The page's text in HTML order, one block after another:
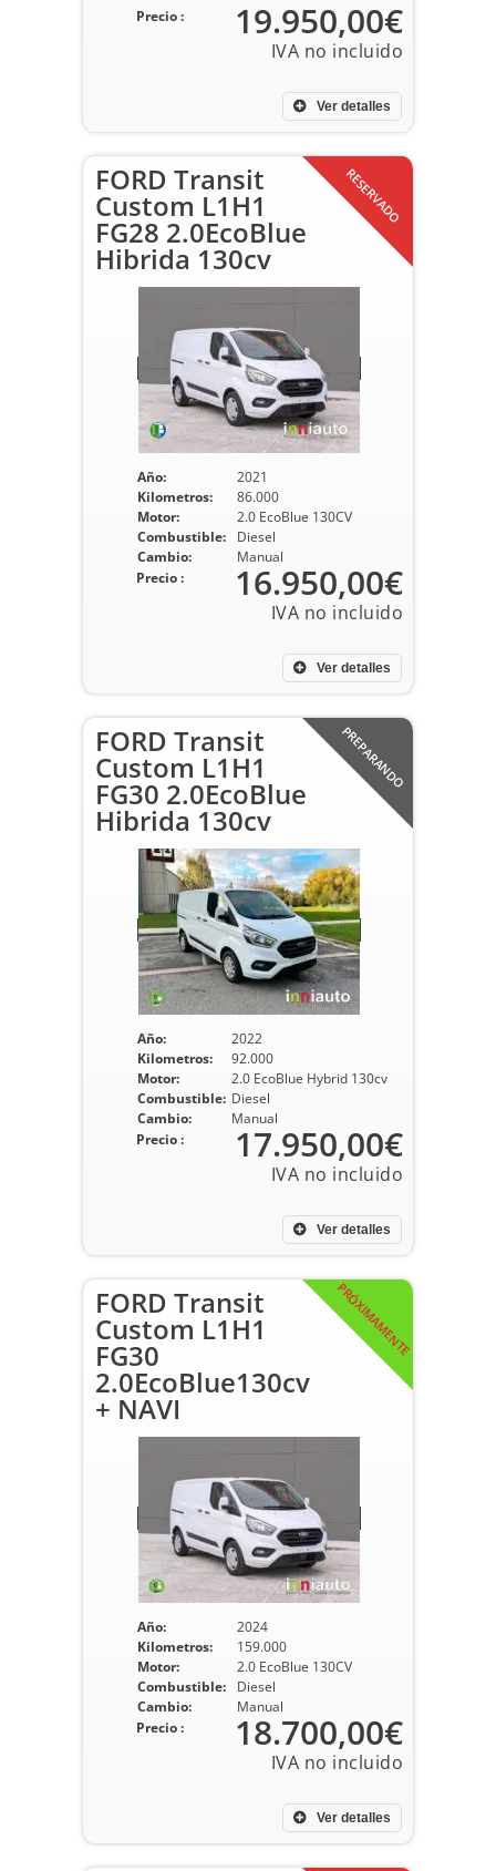
Ver detalles
Precio : 19.950,00€
RESERVADO
FORD Transit
Custom L1H1
FG28 2.0EcoBlue
Hibrida 130cv
Año:
2021
Kilometros:
86.000
Motor:
2.0 EcoBlue 130CV
Combustible:
Diesel
Cambio:
Manual
Ver detalles
Precio : 16.950,00€
PREPARANDO
FORD Transit
Custom L1H1
FG30 2.0EcoBlue
Hibrida 130cv
Año:
2022
Kilometros:
92.000
Motor:
2.0 EcoBlue Hybrid 130cv
Combustible: Diesel
Cambio:
Manual
Ver detalles
Precio : 17.950,00€
PRÓXIMAMENTE
FORD Transit
Custom L1H1
FG30
2.0EcoBlue130cv
+ NAVI
Año:
2024
Kilometros:
159.000
Motor:
2.0 EcoBlue 130CV
Combustible:
Diesel
Cambio:
Manual
Ver detalles
Precio : 18.700,00€